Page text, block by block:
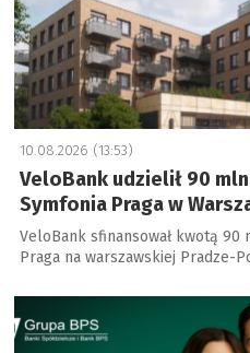
10.08.2026 (13:53)
VeloBank udzielił 90
Symfonia Praga w
VeloBank sfinansował kwotą 90
Praga na warszawskiej Pradze-
a